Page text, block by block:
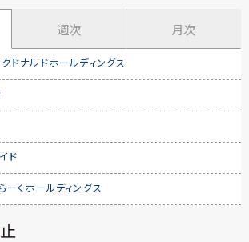
週次 月次
ドナルドホールディングス
ド
ーくホールディングス